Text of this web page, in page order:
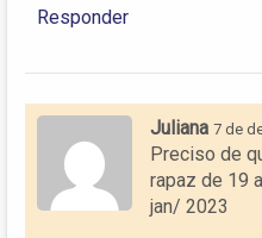
Responder
Juliana 7 de
Preciso de
rapaz de 19
jan/ 2023